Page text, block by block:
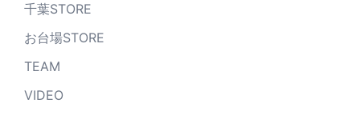
千葉STORE
お台場STORE
TEAM
VIDEO